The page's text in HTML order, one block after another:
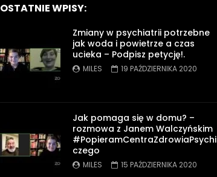
OSTATNIE WPISY:
Zmiany w psychiatrii potrzebne
jak woda i powietrze a czas
ucieka – Podpisz petycję!.
MILES 19 PAŹDZIERNIKA 2020
Jak pomaga się w domu? –
rozmowa z Janem Walczyńskim
#PopieramCentraZdrowiaPsychi
czego
MILES 15 PAŹDZIERNIKA 2020